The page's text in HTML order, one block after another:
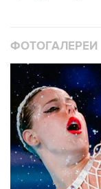
ФОТОГАЛЕРЕИ